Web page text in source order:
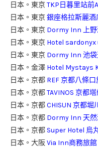
日本。東京TKP日暮里站前
日本。東京銀座格拉斯麗酒
日本。東京 Dormy Inn 上
日本。東京 Hotel sardonyx
日本。東京 Dormy Inn 池
日本。金澤 Hotel Mystays
日本。京都 REF 京都八條
日本。京都TAVINOS 京都
日本。京都CHISUN 京都堀
日本。京都 Dormy Inn 天然
日本。京都 Super Hotel 烏
日本。大阪Via Inn商務旅館